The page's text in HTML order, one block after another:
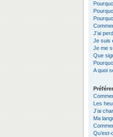
J’ai
Je suis
Je me
Que
A quoi
Les
J’ai
Ma